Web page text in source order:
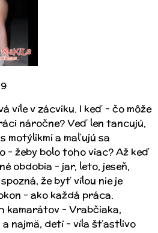
víle v zácviku. I keď – čo môže
náročne? Veď len tancujú,
motýlikmi a maľujú sa
– žeby bolo toho viac? Až keď
obdobia – jar, leto, jeseň,
že byť vílou nie je
– ako každá práca.
kamarátov – Vrabčiaka,
a najmä, detí – víla šťastlivo